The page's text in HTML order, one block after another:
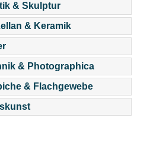
& Skulptur
& Keramik
& Photographica
& Flachgewebe